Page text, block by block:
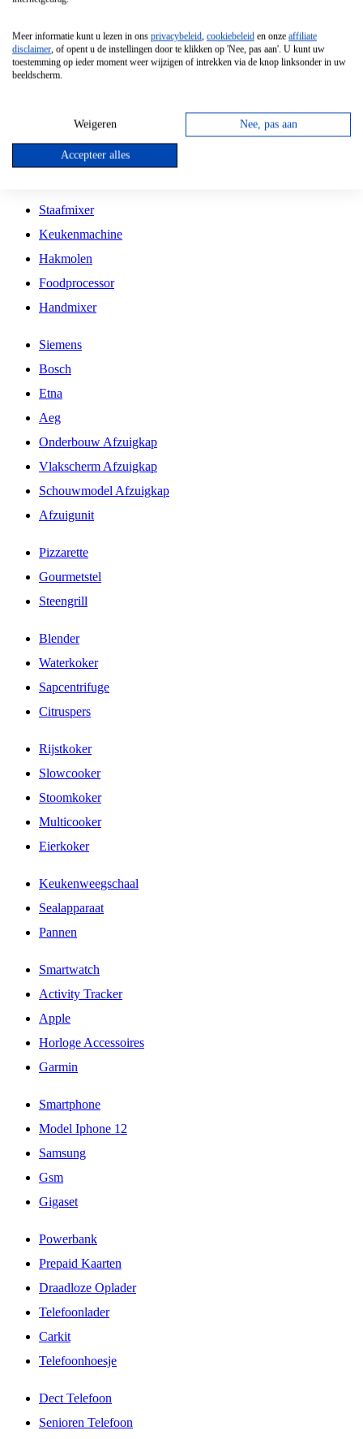
Vrijstaande Magnetron
Vrijstaande Kookplaat
Inbouw Gaskookplaat
Inbouw Keramische Kookplaat
Kookplaat Accessoires
Staafmixer
Keukenmachine
Hakmolen
Foodprocessor
Handmixer
Siemens
Bosch
Etna
Aeg
Onderbouw Afzuigkap
Vlakscherm Afzuigkap
Schouwmodel Afzuigkap
Afzuigunit
Pizzarette
Gourmetstel
Steengrill
Blender
Waterkoker
Sapcentrifuge
Citruspers
Rijstkoker
Slowcooker
Stoomkoker
Multicooker
Eierkoker
Keukenweegschaal
Sealapparaat
Pannen
Smartwatch
Activity Tracker
Apple
Horloge Accessoires
Garmin
Smartphone
Model Iphone 12
Samsung
Gsm
Gigaset
Powerbank
Prepaid Kaarten
Draadloze Oplader
Telefoonlader
Carkit
Telefoonhoesje
Dect Telefoon
Senioren Telefoon
Meer informatie kunt u lezen in ons privacybeleid, cookiebeleid en onze affiliate
disclaimer, of opent u de instellingen door te klikken op 'Nee, pas aan'. U kunt uw
toestemming op ieder moment weer wijzigen of intrekken via de knop linksonder in uw
beeldscherm.
Weigeren Nee, pas aan
Accepteer alles